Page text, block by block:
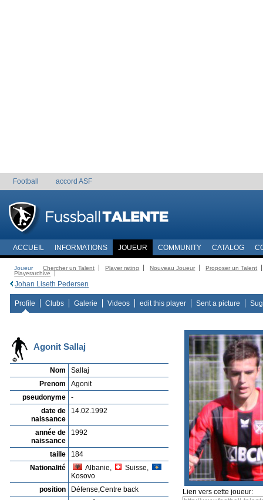
Football accord ASF
ACCUEIL INFORMATIONS JOUEUR COMMUNITY CATALOG
Joueur Chercher un Talent Player rating Nouveau Joueur
Proposer un Talent
Playerarchive
Johan Liseth Pedersen
Profile Clubs Galerie Videos edit this player Sent a picture
Agonit Sallaj
Nom
Sallaj
Prenom
Agonit
pseudonyme
-
date de
naissance
14.02.1992
année de
naissance
1992
taille
184
Nationalité
Albanie,
Suisse,
Kosovo
position
Défense,Centre back
Lien vers cette joueur: